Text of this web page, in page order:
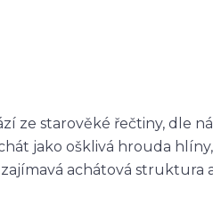
ze starověké řečtiny, dle
jako ošklivá hrouda
achátová struktura